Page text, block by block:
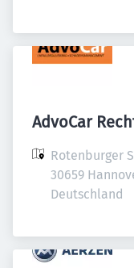
AdvoCar
Rotenburger
30659
Deutschland